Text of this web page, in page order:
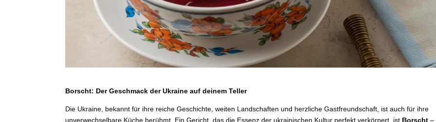
Borscht: Der Geschmack der Ukraine auf deinem Teller
Die Ukraine, bekannt für ihre reiche Geschichte, weiten Landschaften und herzliche Gastfreundschaft, ist auch für ihre
unverwechselbare Küche berühmt. Ein Gericht, das die Essenz der ukrainischen Kultur perfekt verkörpert, ist Borscht –